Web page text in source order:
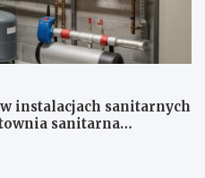
instalacjach sanitarnych
sanitarna